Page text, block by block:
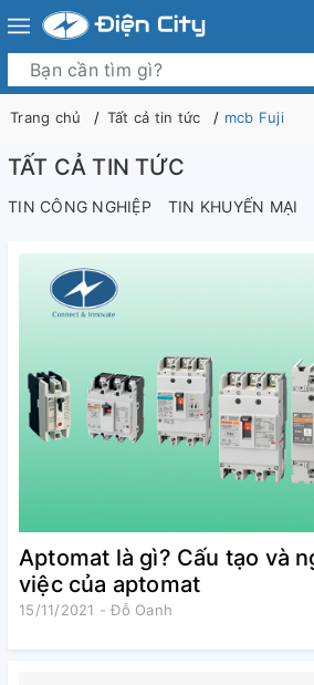
Trang chủ Tất cả tin tức mcb Fuji
TẤT CẢ TIN TỨC
TIN CÔNG NGHIỆP TIN KHUYẾN MẠI
Aptomat là gì? Cấu tạo và
việc của aptomat
15/11/2021 - Đỗ Oanh